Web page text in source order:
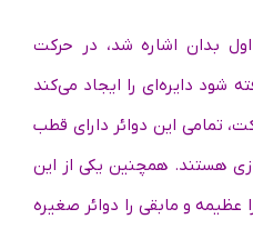
بدان اشاره شد، در حرکت
شود دایره‌ای را ایجاد می‌کند
تمامی این دوائر دارای قطب
هستند. همچنین یکی از این
عظیمه و مابقی را دوائر صغیره